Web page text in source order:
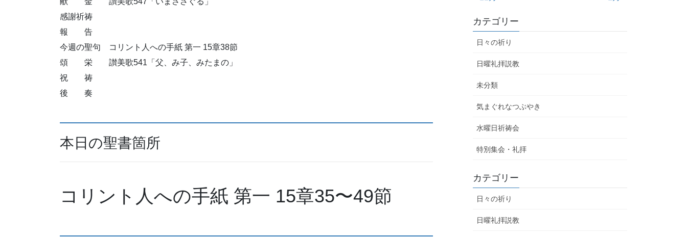
感謝祈祷
報 告
今週の聖句 コリント人への手紙 第一 15章38節
頌 栄 讃美歌541「父、み子、みたまの」
祝 祷
後 奏
本日の聖書箇所
コリント人への手紙 第一 15章35〜49節
カテゴリー
日々の祈り
日曜礼拝説教
未分類
気まぐれなつぶやき
水曜日祈祷会
特別集会・礼拝
カテゴリー
日々の祈り
日曜礼拝説教